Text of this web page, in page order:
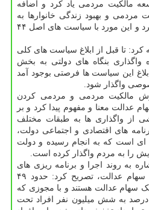
مالکیت مردمی یاد کرد و اضافه
مردمی و بهبود زندگی خانوارها به
شکل سهام عدالت نمود پیدا کرد و این مورد با سیاست های اصل ۴۴
تا قبل از ابلاغ سیاست های کلی
واگذاری بنگاه های دولتی به بخش
این سیاست ها فرصتی بوجود آمد
واگذار شود.
مالکیت مردمی و مردمی کردن
عدالت معنا و مفهوم پیدا کرد و بر
از واگذاری ها به طبقات مختلف
های اقتصادی و اجتماعی دولت،
ای است که به انجام رسیده و دولت
را به مردم واگذار کرده است.
به روند اجرا و برنامه ریزی های
انجام شده برای اجرای طرح سهام عدالت، تصریح کرد: حدود ۴۹
سهام عدالت هستند و با مجوزی که
معظم رهبری دادند، ۵۰ درصد به شش میلیون نفر افراد تحت